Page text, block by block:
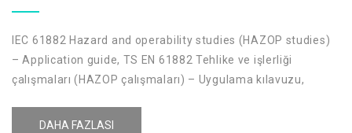
IEC 61882 Hazard and operability studies (HAZOP studies)
– Application guide, TS EN 61882 Tehlike ve işlerliği
çalışmaları (HAZOP çalışmaları) – Uygulama kılavuzu,
taşınması süreçlerinde kompleks işlemler sırasında
DAHA FAZLASI